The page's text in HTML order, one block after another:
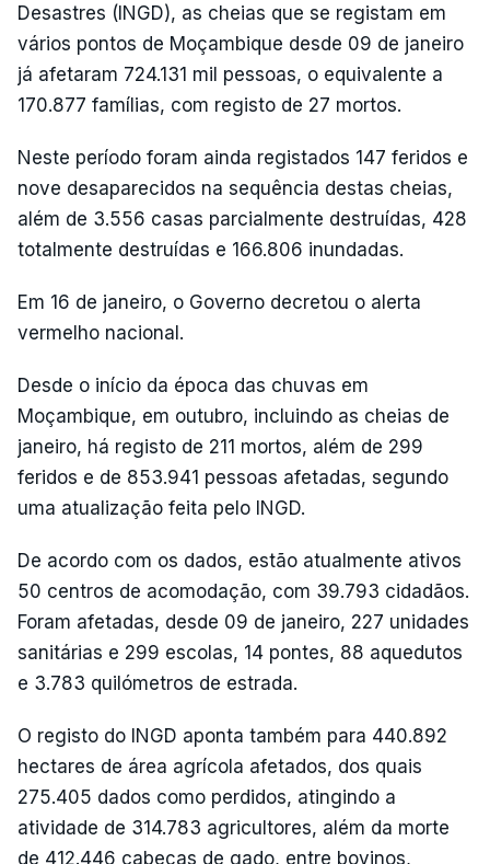
Desastres (INGD), as cheias que se registam em
vários pontos de Moçambique desde 09 de janeiro
já afetaram 724.131 mil pessoas, o equivalente a
170.877 famílias, com registo de 27 mortos.
Neste período foram ainda registados 147 feridos e
nove desaparecidos na sequência destas cheias,
além de 3.556 casas parcialmente destruídas, 428
totalmente destruídas e 166.806 inundadas.
Em 16 de janeiro, o Governo decretou o alerta
vermelho nacional.
Desde o início da época das chuvas em
Moçambique, em outubro, incluindo as cheias de
janeiro, há registo de 211 mortos, além de 299
feridos e de 853.941 pessoas afetadas, segundo
uma atualização feita pelo INGD.
De acordo com os dados, estão atualmente ativos
50 centros de acomodação, com 39.793 cidadãos.
Foram afetadas, desde 09 de janeiro, 227 unidades
sanitárias e 299 escolas, 14 pontes, 88 aquedutos
e 3.783 quilómetros de estrada.
O registo do INGD aponta também para 440.892
hectares de área agrícola afetados, dos quais
275.405 dados como perdidos, atingindo a
atividade de 314.783 agricultores, além da morte
de 412.446 cabeças de gado, entre bovinos,